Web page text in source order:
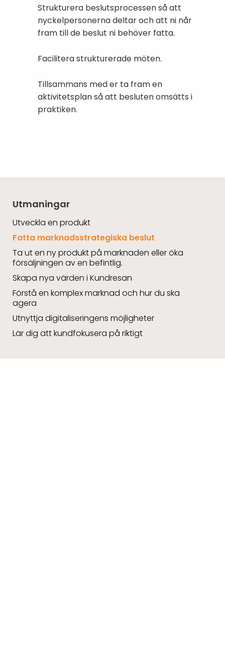
Strukturera beslutsprocessen så att
nyckelpersonerna deltar och att ni når
fram till de beslut ni behöver fatta.
Facilitera strukturerade möten.
Tillsammans med er ta fram en
aktivitetsplan så att besluten omsätts i
praktiken.
Utmaningar
Utveckla en produkt
Fatta marknadsstrategiska beslut
Ta ut en ny produkt på marknaden eller öka
försäljningen av en befintlig.
Skapa nya värden i Kundresan
Förstå en komplex marknad och hur du ska
agera
Utnyttja digitaliseringens möjligheter
Lär dig att kundfokusera på riktigt